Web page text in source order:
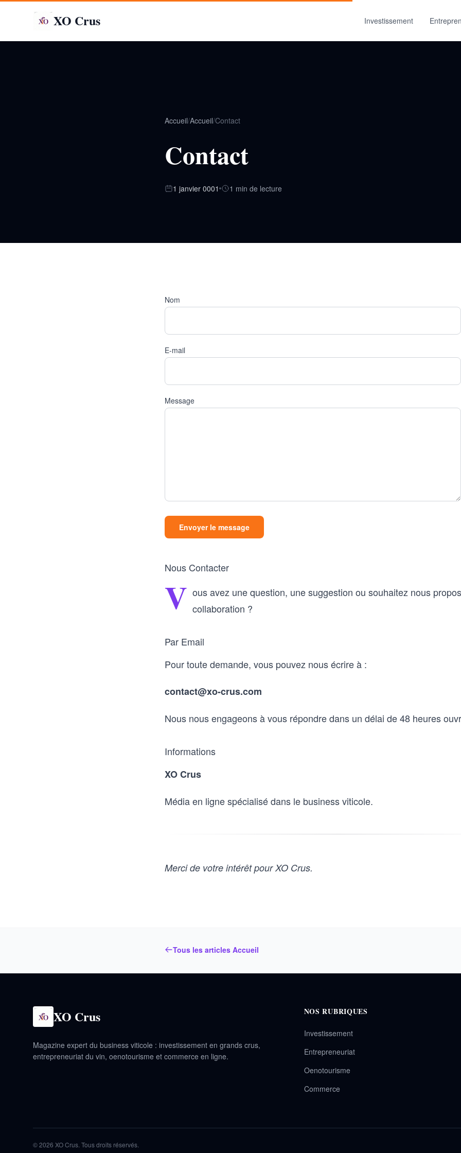
XO Crus Investissement
Accueil/Accueil/Contact
Contact
1 janvier 0001 1 min de lecture
Nom
E-mail
Message
Envoyer le message
Nous Contacter
V ous avez une question, une suggestion ou souhaitez nous
collaboration ?
Par Email
Pour toute demande, vous pouvez nous écrire à :
contact@xo-crus.com
Nous nous engageons à vous répondre dans un délai de 48 heures
Informations
XO Crus
Média en ligne spécialisé dans le business viticole.
Merci de votre intérêt pour XO Crus.
Tous les articles Accueil
XO Crus
Magazine expert du business viticole : investissement en grands crus,
entrepreneuriat du vin, oenotourisme et commerce en ligne.
NOS RUBRIQUES
Investissement
Entrepreneuriat
Oenotourisme
Commerce
© 2026 XO Crus. Tous droits réservés.